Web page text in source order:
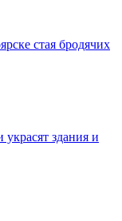
стая бродячих
здания и